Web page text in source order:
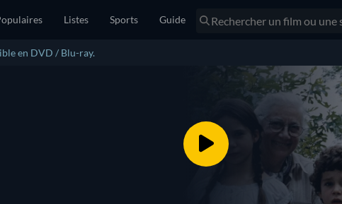
Listes Sports Guide
en DVD / Blu-ray.